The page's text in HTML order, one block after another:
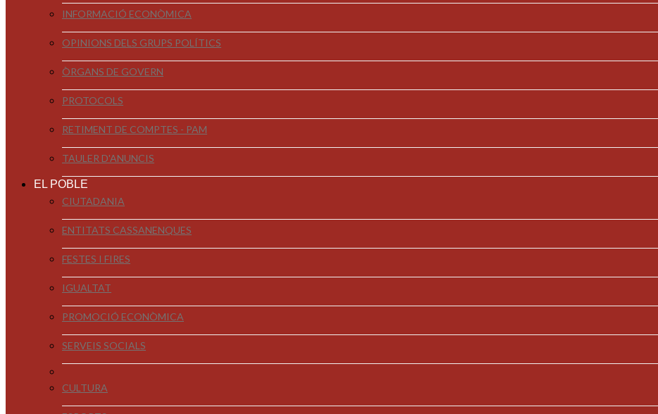
INFORMACIÓ ECONÒMICA
OPINIONS DELS GRUPS POLÍTICS
ÒRGANS DE GOVERN
PROTOCOLS
RETIMENT DE COMPTES - PAM
TAULER D'ANUNCIS
EL POBLE
CIUTADANIA
ENTITATS CASSANENQUES
FESTES I FIRES
IGUALTAT
PROMOCIÓ ECONÒMICA
SERVEIS SOCIALS
CULTURA